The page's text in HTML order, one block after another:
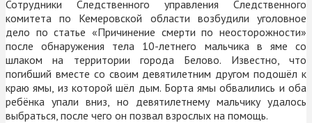
Сотрудники Следственного управления Следственного
комитета по Кемеровской области возбудили уголовное
дело по статье «Причинение смерти по неосторожности»
после обнаружения тела 10-летнего мальчика в яме со
шлаком на территории города Белово. Известно, что
погибший вместе со своим девятилетним другом подошёл к
краю ямы, из которой шёл дым. Борта ямы обвалились и оба
ребёнка упали вниз, но девятилетнему мальчику удалось
выбраться, после чего он позвал взрослых на помощь.